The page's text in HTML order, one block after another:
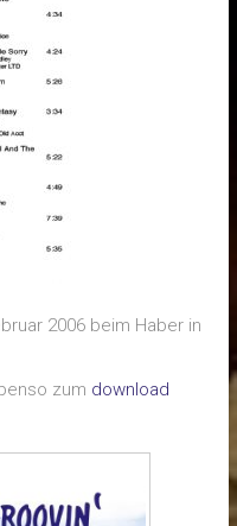
2006 beim Haber in
zum download